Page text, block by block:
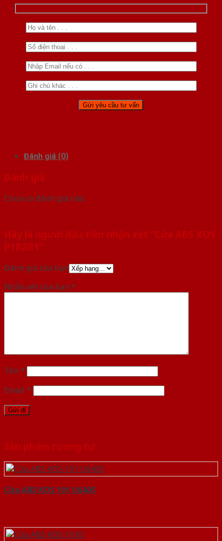
Đánh giá (0)
Đánh giá
Chưa có đánh giá nào.
Hãy là người đầu tiên nhận xét “Cửa ABS KOS
P1R2G1”
Đánh giá của bạn
Nhận xét của bạn *
Tên *
Email *
Sản phẩm tương tự
Cửa ABS KOS 101 U6405